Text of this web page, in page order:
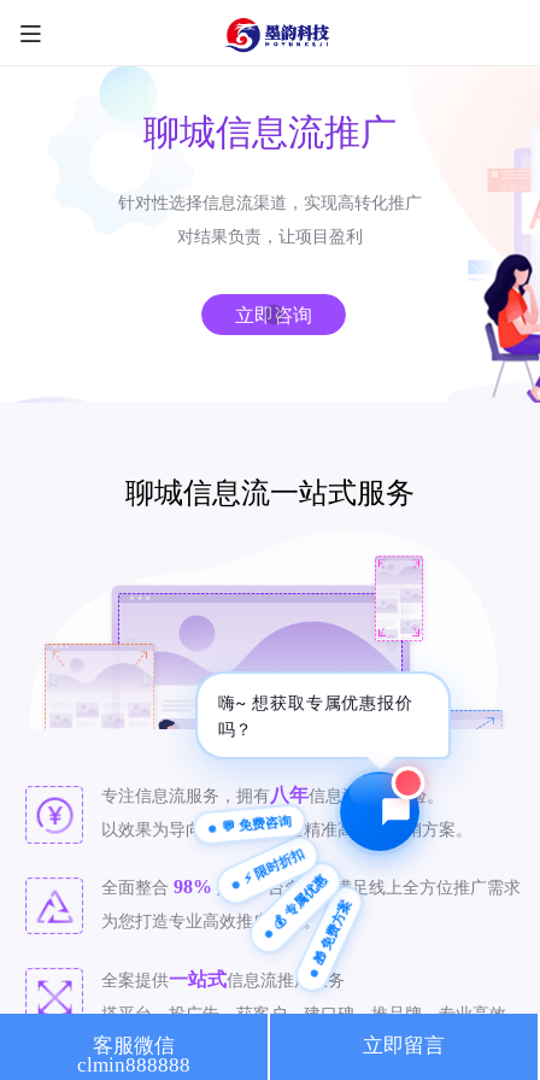
聊城信息流推广
针对性选择信息流渠道，实现高转化推广
对结果负责，让项目盈利
立即咨询
聊城信息流一站式服务
专注信息流服务，拥有八年信息流推广经验。
以效果为导向，为客户打造精准高效的营销方案。
全面整合 98% 媒体平台资源，满足线上全方位推广需求
为您打造专业高效推广方案。
全案提供一站式信息流推广服务
搭平台、投广告、获客户、建口碑、推品牌，专业高效。
致力于精准
客服微信
clmin888888
立即留言
🎁 免费方案
💰 专属优惠
⚡ 限时折扣
💬 免费咨询
嗨~ 想获取专属优惠报价
吗？
限时优惠咨询中
🎬 短视频
📍 GEO推广 ⭐️ 精准客资
📢 信息流 ✏️ 其他
获取最低报价